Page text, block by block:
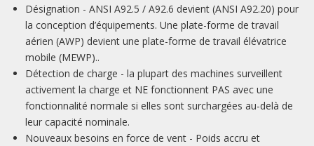
Désignation - ANSI A92.5 / A92.6 devient (ANSI A92.20) pour
la conception d’équipements. Une plate-forme de travail
aérien (AWP) devient une plate-forme de travail élévatrice
mobile (MEWP)..
Détection de charge - la plupart des machines surveillent
activement la charge et NE fonctionnent PAS avec une
fonctionnalité normale si elles sont surchargées au-delà de
leur capacité nominale.
Nouveaux besoins en force de vent - Poids accru et